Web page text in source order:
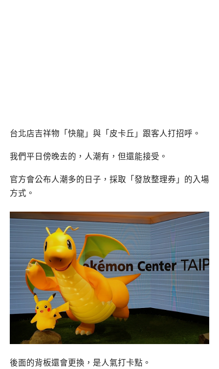
台北店吉祥物「快龍」與「皮卡丘」跟客人打招呼。
我們平日傍晚去的，人潮有，但還能接受。
官方會公布人潮多的日子，採取「發放整理券」的入場
方式。
後面的背板還會更換，是人氣打卡點。